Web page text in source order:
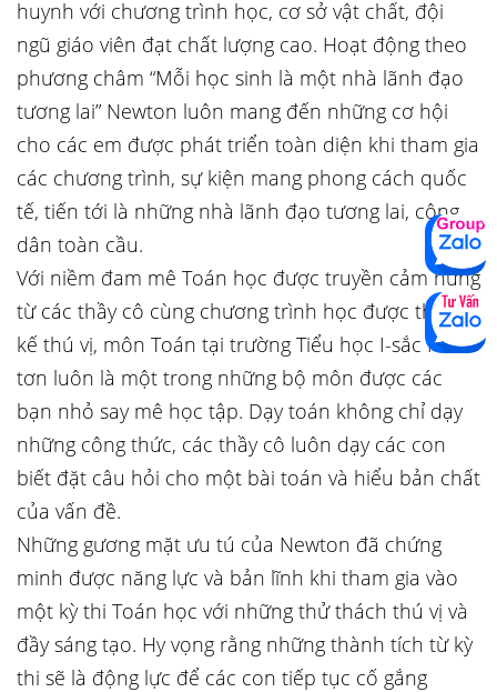
huynh với chương trình học, cơ sở vật chất, đội
ngũ giáo viên đạt chất lượng cao. Hoạt động theo
phương châm “Mỗi học sinh là một nhà lãnh đạo
tương lai” Newton luôn mang đến những cơ hội
cho các em được phát triển toàn diện khi tham gia
các chương trình, sự kiện mang phong cách quốc
tế, tiến tới là những nhà lãnh đạo tương lai, công
dân toàn cầu.
Với niềm đam mê Toán học được truyền cảm hứng
từ các thầy cô cùng chương trình học được thiết
kế thú vị, môn Toán tại trường Tiểu học I-sắc Niu-
tơn luôn là một trong những bộ môn được các
bạn nhỏ say mê học tập. Dạy toán không chỉ dạy
những công thức, các thầy cô luôn dạy các con
biết đặt câu hỏi cho một bài toán và hiểu bản chất
của vấn đề.
Những gương mặt ưu tú của Newton đã chứng
minh được năng lực và bản lĩnh khi tham gia vào
một kỳ thi Toán học với những thử thách thú vị và
đầy sáng tạo. Hy vọng rằng những thành tích từ kỳ
thi sẽ là động lực để các con tiếp tục cố gắng